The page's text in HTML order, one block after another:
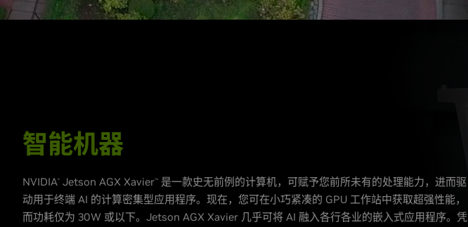
智能机器
NVIDIA® Jetson AGX Xavier™
是一款史无前例的计算机，可赋予您前所未有的处理能力，进而驱
动用于终端 AI 的计算密集型应用程序。现在，您可在小巧紧凑的 GPU 工作站中获取超强性能，
而功耗仅为 30W 或以下。Jetson AGX Xavier 几乎可将 AI 融入各行各业的嵌入式应用程序。凭